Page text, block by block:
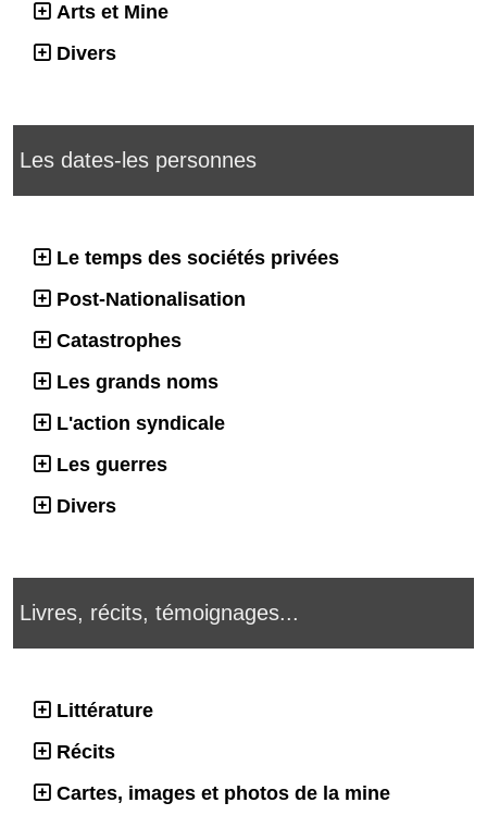
Arts et Mine
Divers
Les dates-les personnes
Le temps des sociétés privées
Post-Nationalisation
Catastrophes
Les grands noms
L'action syndicale
Les guerres
Divers
Livres, récits, témoignages...
Littérature
Récits
Cartes, images et photos de la mine